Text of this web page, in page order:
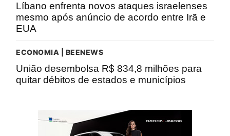
Líbano enfrenta novos ataques israelenses
mesmo após anúncio de acordo entre Irã e
EUA
ECONOMIA | BEENEWS
União desembolsa R$ 834,8 milhões para
quitar débitos de estados e municípios